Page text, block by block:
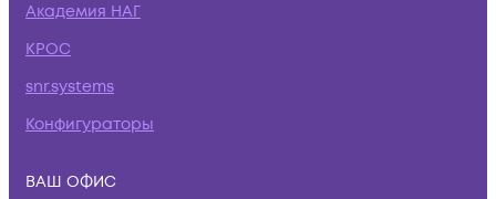
Академия НАГ
КРОС
snr.systems
Конфигураторы
ВАШ ОФИС